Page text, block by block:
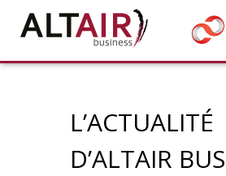
L’ACTUALITÉ
D’ALTAIR